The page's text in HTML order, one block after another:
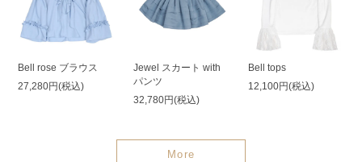
Bell rose ブラウス
27,280円(税込)
Jewel スカート with
パンツ
32,780円(税込)
Bell tops
12,100円(税込)
More